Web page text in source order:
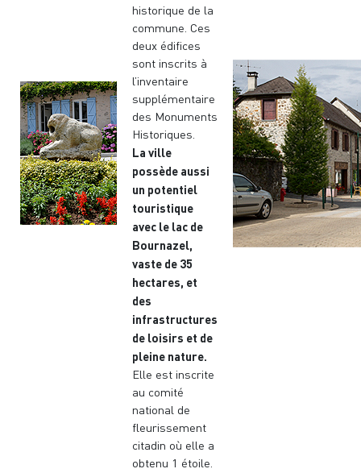
historique de la
commune. Ces
deux édifices
sont inscrits à
l’inventaire
supplémentaire
des Monuments
Historiques.
La ville
possède aussi
un potentiel
touristique
avec le lac de
Bournazel,
vaste de 35
hectares, et
des
infrastructures
de loisirs et de
pleine nature.
Elle est inscrite
au comité
national de
fleurissement
citadin où elle a
obtenu 1 étoile.